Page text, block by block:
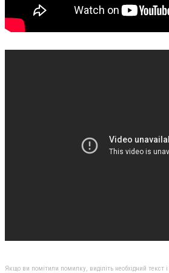
Якщо ви помітили помилку, виділіть необхідний текст